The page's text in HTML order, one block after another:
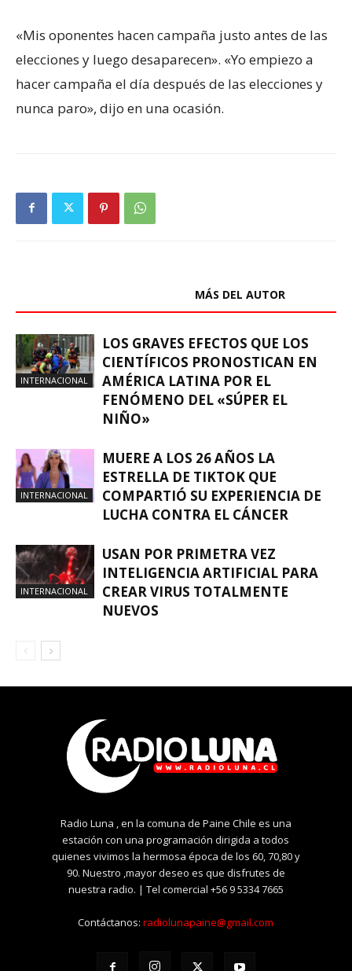
«Mis oponentes hacen campaña justo antes de las
elecciones y luego desaparecen». «Yo empiezo a
hacer campaña el día después de las elecciones y
nunca paro», dijo en una ocasión.
MÁS DEL AUTOR
INTERNACIONAL
LOS GRAVES EFECTOS QUE LOS
CIENTÍFICOS PRONOSTICAN EN
AMÉRICA LATINA POR EL
FENÓMENO DEL «SÚPER EL
NIÑO»
INTERNACIONAL
MUERE A LOS 26 AÑOS LA
ESTRELLA DE TIKTOK QUE
COMPARTIÓ SU EXPERIENCIA DE
LUCHA CONTRA EL CÁNCER
INTERNACIONAL
USAN POR PRIMETRA VEZ
INTELIGENCIA ARTIFICIAL PARA
CREAR VIRUS TOTALMENTE
NUEVOS
Radio Luna , en la comuna de Paine Chile es una
estación con una programación dirigida a todos
quienes vivimos la hermosa época de los 60, 70,80 y
90. Nuestro ,mayor deseo es que disfrutes de
nuestra radio. | Tel comercial +56 9 5334 7665
Contáctanos:radiolunapaine@gmail.com